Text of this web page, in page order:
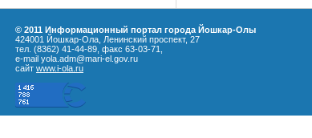
© 2011 Информационный портал города Йошкар-Олы
424001 Йошкар-Ола, Ленинский проспект, 27
тел. (8362) 41-44-89, факс 63-03-71,
e-mail yola.adm@mari-el.gov.ru
сайт www.i-ola.ru